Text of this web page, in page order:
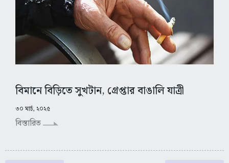
বিমানে বিড়িতে সুখটান, গ্রেপ্তার বাঙালি যাত্রী
৩০ মার্চ, ২০২৫
বিস্তারিত